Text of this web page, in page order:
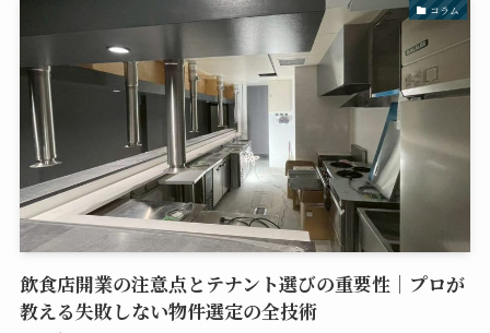
コラム
飲食店開業の注意点とテナント選びの重要性｜プロが
教える失敗しない物件選定の全技術